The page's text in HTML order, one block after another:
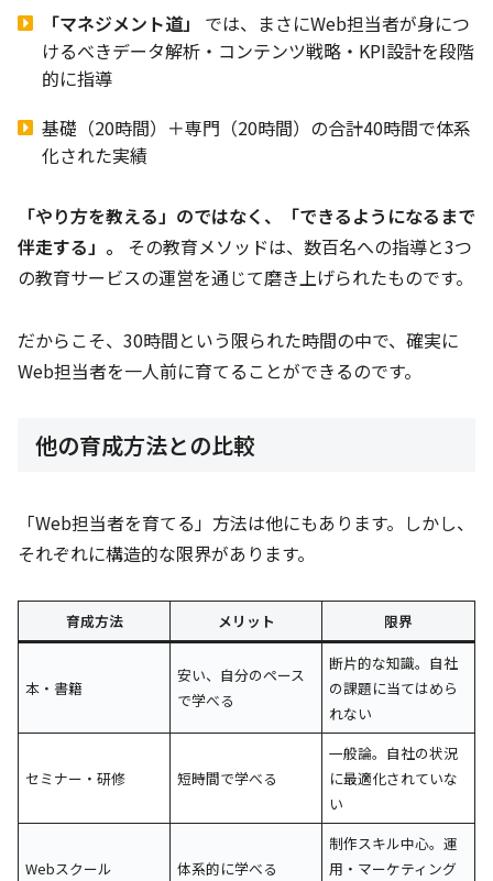
「マネジメント道」
では、まさにWeb担当者が身につ
けるべきデータ解析・コンテンツ戦略・KPI設計を段階
的に指導
基礎（20時間）＋専門（20時間）の合計40時間で体系
化された実績
「やり方を教える」のではなく、「できるようになるまで
伴走する」。
その教育メソッドは、数百名への指導と3つ
の教育サービスの運営を通じて磨き上げられたものです。
だからこそ、30時間という限られた時間の中で、確実に
Web担当者を一人前に育てることができるのです。
他の育成方法との比較
「Web担当者を育てる」方法は他にもあります。しかし、
それぞれに構造的な限界があります。
育成方法 メリット 限界
本・書籍
安い、自分のペース
で学べる
断片的な知識。自社
の課題に当てはめら
れない
セミナー・研修 短時間で学べる
一般論。自社の状況
に最適化されていな
い
Webスクール 体系的に学べる
制作スキル中心。運
用・マーケティング